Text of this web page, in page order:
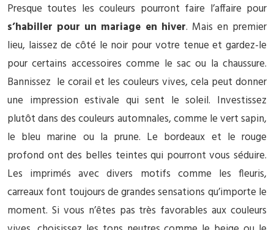
Presque toutes les couleurs pourront faire l’affaire pour
s’habiller pour un mariage en hiver. Mais en premier
lieu, laissez de côté le noir pour votre tenue et gardez-le
pour certains accessoires comme le sac ou la chaussure.
Bannissez le corail et les couleurs vives, cela peut donner
une impression estivale qui sent le soleil. Investissez
plutôt dans des couleurs automnales, comme le vert sapin,
le bleu marine ou la prune. Le bordeaux et le rouge
profond ont des belles teintes qui pourront vous séduire.
Les imprimés avec divers motifs comme les fleuris,
carreaux font toujours de grandes sensations qu’importe le
moment. Si vous n’êtes pas très favorables aux couleurs